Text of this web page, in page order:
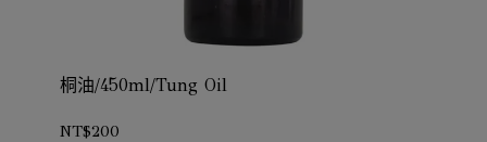
桐油/450ml/Tung Oil
NT$200